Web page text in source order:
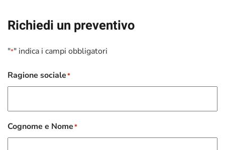
Richiedi un preventivo
"*" indica i campi obbligatori
Ragione sociale*
Cognome e Nome*